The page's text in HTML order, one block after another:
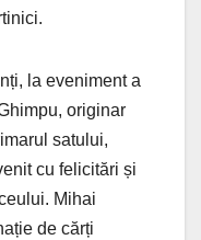
la eveniment a
originar
satului,
cu felicitări și
Mihai
de cărți